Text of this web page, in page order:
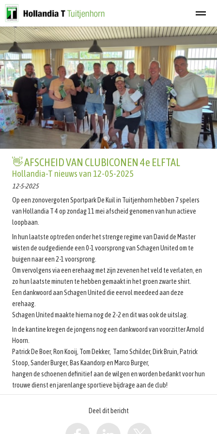
Welkom Programma Afgelastingen Lid worden
Home Zoeken Nieuws Agenda
● ●
👋 AFSCHEID VAN CLUBICONEN 4e ELFTAL
Hollandia-T nieuws van 12-05-2025
12-5-2025
Op een zonovergoten Sportpark De Kuil in Tuitjenhorn hebben 7 spelers
van Hollandia T 4 op zondag 11 mei afscheid genomen van hun actieve
loopbaan.
In hun laatste optreden onder het strenge regime van David de Master
wisten de oudgediende een 0-1 voorsprong van Schagen United om te
buigen naar een 2-1 voorsprong.
Om vervolgens via een erehaag met zijn zevenen het veld te verlaten, en
zo hun laatste minuten te hebben gemaakt in het groen zwarte shirt.
Een dankwoord aan Schagen United die eervol meedeed aan deze
erehaag.
Schagen United maakte hierna nog de 2-2 en dit was ook de uitslag.
In de kantine kregen de jongens nog een dankwoord van voorzitter Arnold
Hoorn.
Patrick De Boer, Ron Kooij, Tom Dekker, Tarno Schilder, Dirk Bruin, Patrick
Stoop, Sander Burger, Bas Kaandorp en Marco Burger,
hangen de schoenen definitief aan de wilgen en worden bedankt voor hun
trouwe dienst en jarenlange sportieve bijdrage aan de club!
Deel dit bericht